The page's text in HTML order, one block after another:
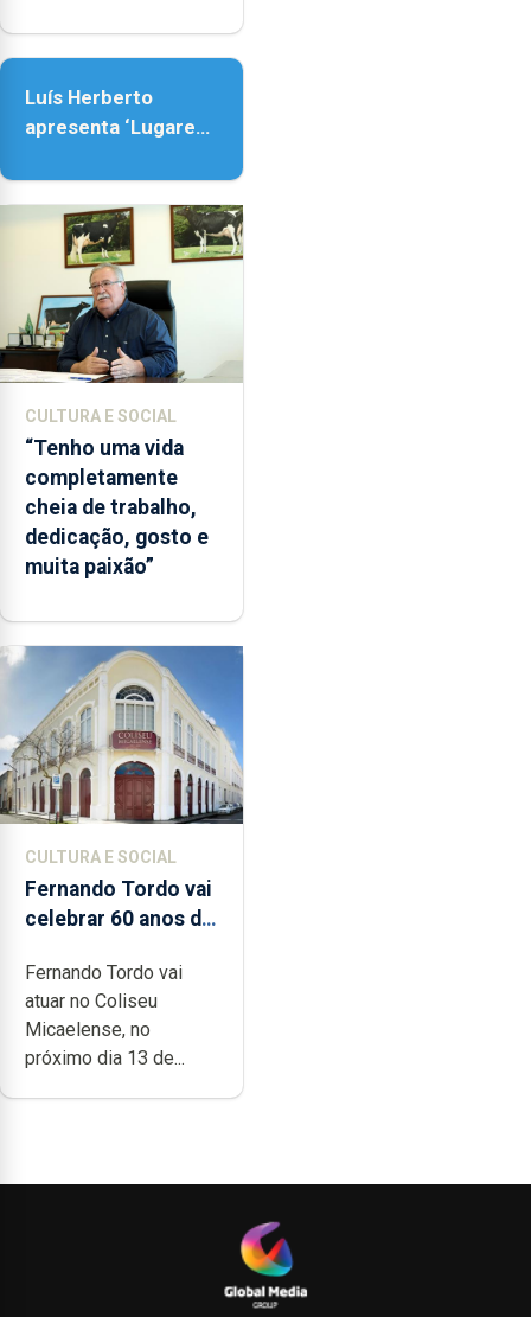
Assunção
Luís Herberto
apresenta ‘Lugares
CULTURA E SOCIAL
“Tenho uma vida
completamente
cheia de trabalho,
dedicação, gosto e
muita paixão”
CULTURA E SOCIAL
Fernando Tordo vai
celebrar 60 anos de
Micaelense
Fernando Tordo vai
atuar no Coliseu
Micaelense, no
próximo dia 13 de...